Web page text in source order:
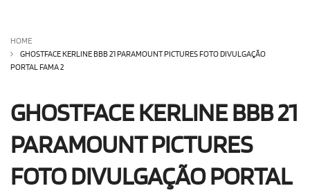
HOME
GHOSTFACE KERLINE BBB 21 PARAMOUNT PICTURES FOTO DIVULGAÇÃO
PORTAL FAMA 2
GHOSTFACE KERLINE BBB 21
PARAMOUNT PICTURES
FOTO DIVULGAÇÃO PORTAL